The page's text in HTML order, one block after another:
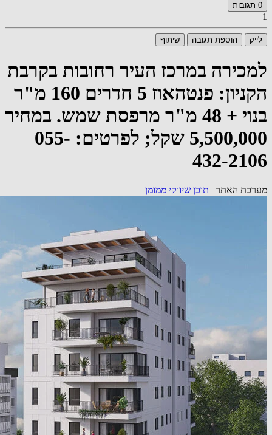
0 תגובות
1
לייק הוספת תגובה שיתוף
למכירה במרכז העיר רחובות בקרבת
הקניון: פנטהאוז 5 חדרים 160 מ"ר
בנוי + 48 מ"ר מרפסת שמש. במחיר
5,500,000 שקל; לפרטים: 055-
432-2106
מערכת האתר | תוכן שיווקי ממומן